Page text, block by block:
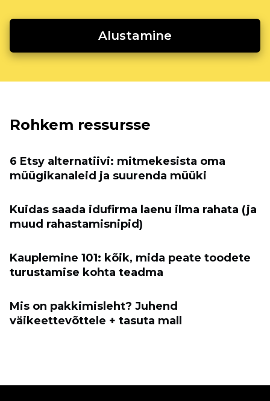
Alustamine
Rohkem ressursse
6 Etsy alternatiivi: mitmekesista oma
müügikanaleid ja suurenda müüki
Kuidas saada idufirma laenu ilma rahata (ja
muud rahastamisnipid)
Kauplemine 101: kõik, mida peate toodete
turustamise kohta teadma
Mis on pakkimisleht? Juhend
väikeettevõttele + tasuta mall